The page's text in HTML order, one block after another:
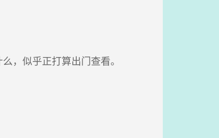
，似乎正打算出门查看。